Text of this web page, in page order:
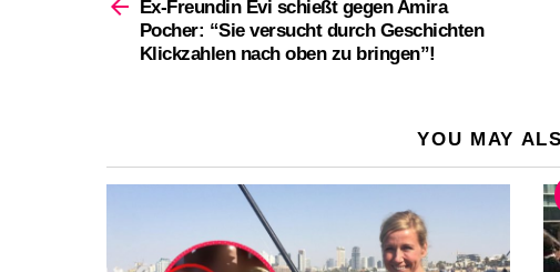
moreEx-Freundin Evi schießt gegen Amira
Pocher: “Sie versucht durch Geschichten
Klickzahlen nach oben zu bringen”!
YOU MAY